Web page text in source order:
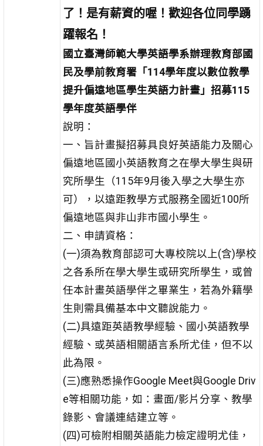
了！是有薪資的喔！歡迎各位同學踴
躍報名！
國立臺灣師範大學英語學系辦理教育部國
民及學前教育署「114學年度以數位教學
提升偏遠地區學生英語力計畫」招募115
學年度英語學伴
說明：
一、旨計畫擬招募具良好英語能力及關心
偏遠地區國小英語教育之在學大學生與研
究所學生（115年9月後入學之大學生亦
可），以遠距教學方式服務全國近100所
偏遠地區與非山非市國小學生。
二、申請資格：
(一)須為教育部認可大專校院以上(含)學校
之各系所在學大學生或研究所學生，或曾
任本計畫英語學伴之畢業生，若為外籍學
生則需具備基本中文聽說能力。
(二)具遠距英語教學經驗、國小英語教學
經驗、或英語相關語言系所尤佳，但不以
此為限。
(三)應熟悉操作Google Meet與Google Driv
e等相關功能，如：畫面/影片分享、教學
錄影、會議連結建立等。
(四)可檢附相關英語能力檢定證明尤佳，